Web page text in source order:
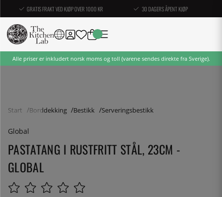
GRATIS FRAKT VED KJØP OVER 1000 KR 30 DAGERS ÅPENT KJØP
Alle priser er inkludert norsk moms og toll (varene sendes direkte fra Sverige).
Start Borddekking Bestikk Serveringsbestikk
Global
PASTATANG I RUSTFRITT STÅL, 23CM -
GLOBAL